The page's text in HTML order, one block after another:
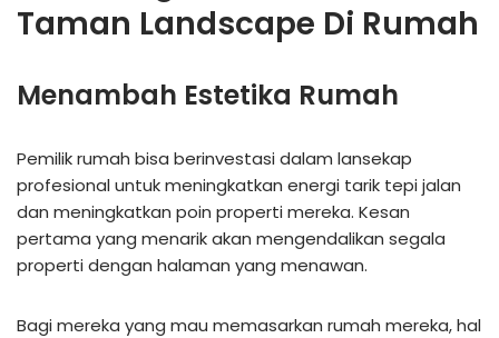
Taman Landscape Di Rumah
Menambah Estetika Rumah
Pemilik rumah bisa berinvestasi dalam lansekap
profesional untuk meningkatkan energi tarik tepi jalan
dan meningkatkan poin properti mereka. Kesan
pertama yang menarik akan mengendalikan segala
properti dengan halaman yang menawan.
Bagi mereka yang mau memasarkan rumah mereka, hal